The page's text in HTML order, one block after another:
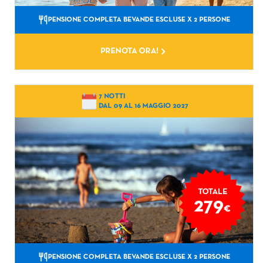
PENSIONE COMPLETA BEVANDE ESCLUSE X 2 PERSONE
PRENOTA ORA!
7 NOTTI
DAL 09 AL 16 MAGGIO 2027
TOTALE
279€
PENSIONE COMPLETA BEVANDE ESCLUSE X 2 PERSONE